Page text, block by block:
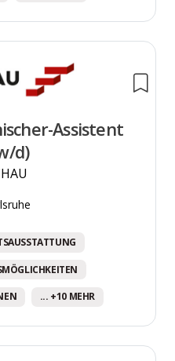
Assistent
d)
... +10 MEHR